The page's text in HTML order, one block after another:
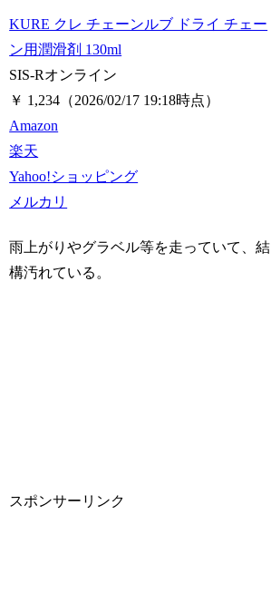
KURE クレ チェーンルブ ドライ チェー
ン用潤滑剤 130ml
SIS-Rオンライン
￥ 1,234 （2026/02/17 19:18時点）
Amazon
楽天
Yahoo!ショッピング
メルカリ
雨上がりやグラベル等を走っていて、結
構汚れている。
スポンサーリンク